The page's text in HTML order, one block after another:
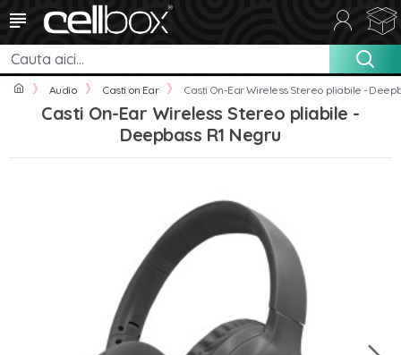
Audio Casti on Ear Casti On-Ear Wireless Stereo pliabile -
Casti On-Ear Wireless Stereo pliabile -
Deepbass R1 Negru